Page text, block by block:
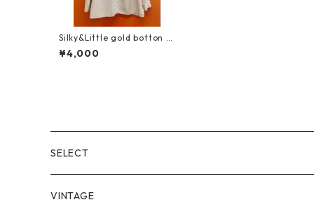
Silky&Little gold botton S
hirt
¥4,000
SELECT
VINTAGE